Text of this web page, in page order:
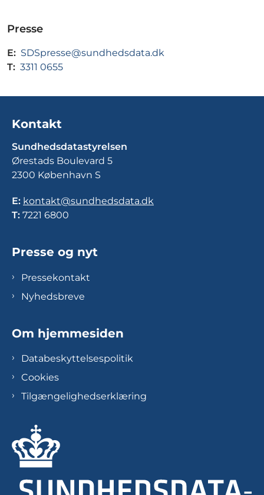
Presse
E: SDSpresse@sundhedsdata.dk
T: 3311 0655
Kontakt
Sundhedsdatastyrelsen
Ørestads Boulevard 5
2300 København S
E: kontakt@sundhedsdata.dk
T: 7221 6800
Presse og nyt
Pressekontakt
Nyhedsbreve
Om hjemmesiden
Databeskyttelsespolitik
Cookies
Tilgængelighedserklæring